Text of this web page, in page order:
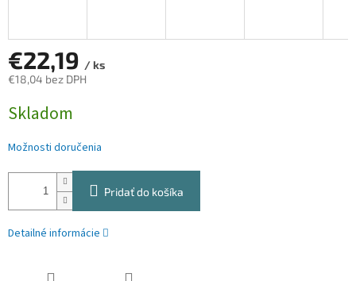
€22,19 / ks
€18,04 bez DPH
cena:
Skladom
Možnosti doručenia
Pridať do košíka
Detailné informácie